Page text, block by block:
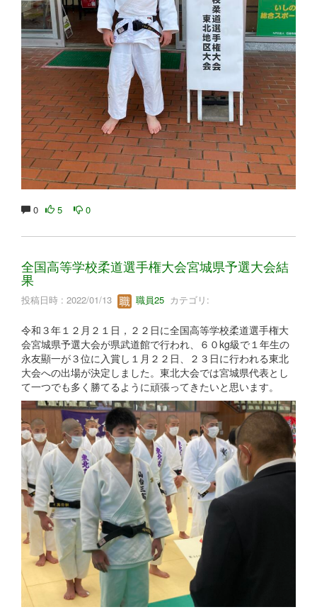
0 5 0
全国高等学校柔道選手権大会宮城県予選大会結
果
投稿日時 : 2022/01/13 職員25 カテゴリ:
令和３年１２月２１日，２２日に全国高等学校柔道選手権大
会宮城県予選大会が県武道館で行われ、６０kg級で１年生の
永友顯一が３位に入賞し１月２２日、２３日に行われる東北
大会への出場が決定しました。東北大会では宮城県代表とし
て一つでも多く勝てるように頑張ってきたいと思います。